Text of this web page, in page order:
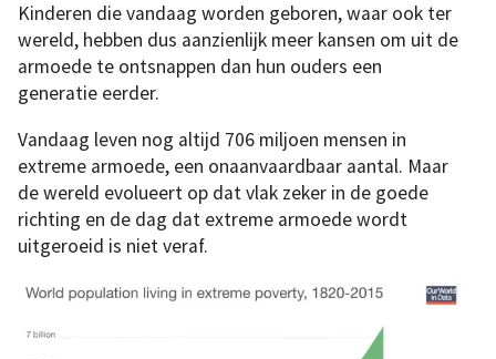
Kinderen die vandaag worden geboren, waar ook ter
wereld, hebben dus aanzienlijk meer kansen om uit de
armoede te ontsnappen dan hun ouders een
generatie eerder.
Vandaag leven nog altijd 706 miljoen mensen in
extreme armoede, een onaanvaardbaar aantal. Maar
de wereld evolueert op dat vlak zeker in de goede
richting en de dag dat extreme armoede wordt
uitgeroeid is niet veraf.